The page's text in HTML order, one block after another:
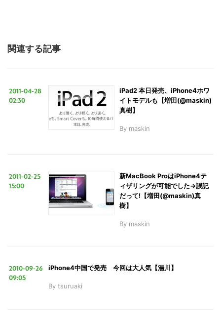
関連する記事
2011-04-28
02:30
iPad2 本日発売、iPhone4ホワ
イトモデルも【増田(@maskin)
真樹】
By maskin
2011-02-25
15:00
新MacBook ProはiPhone4テ
ィザリングが可能でした→誤記
だって!【増田(@maskin)真
樹】
By maskin
2010-09-26
09:05
iPhone4中国で発売 今回は大人気【湯川】
By tsuruaki